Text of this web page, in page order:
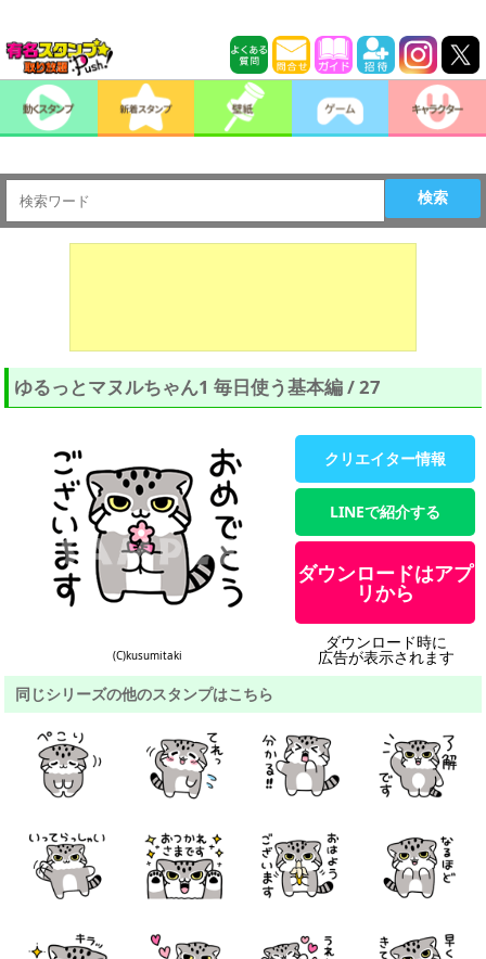
検索
ゆるっとマヌルちゃん1 毎日使う基本編 / 27
(C)kusumitaki
クリエイター情報
LINEで紹介する
ダウンロードはアプ
リから
ダウンロード時に
広告が表示されます
同じシリーズの他のスタンプはこちら